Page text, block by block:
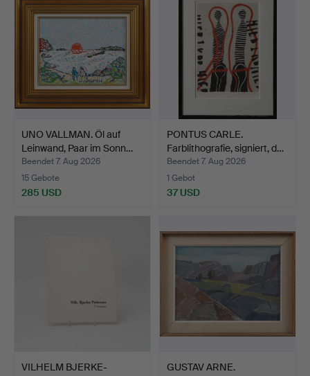
UNO VALLMAN. Öl auf
Leinwand, Paar im Sonn…
Beendet 7. Aug 2026
15 Gebote
285 USD
PONTUS CARLE.
Farblithografie, signiert, d…
Beendet 7. Aug 2026
1 Gebot
37 USD
VILHELM BJERKE-
GUSTAV ARNE.